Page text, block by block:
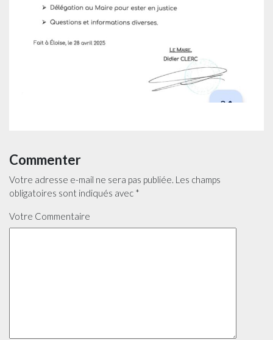
Commenter
Votre adresse e-mail ne sera pas publiée. Les champs
obligatoires sont indiqués avec *
Votre Commentaire